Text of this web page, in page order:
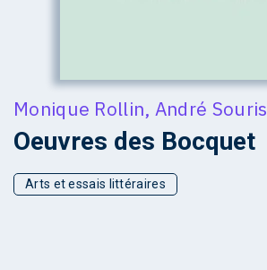
Monique Rollin, André Souris
Oeuvres des Bocquet
Arts et essais littéraires